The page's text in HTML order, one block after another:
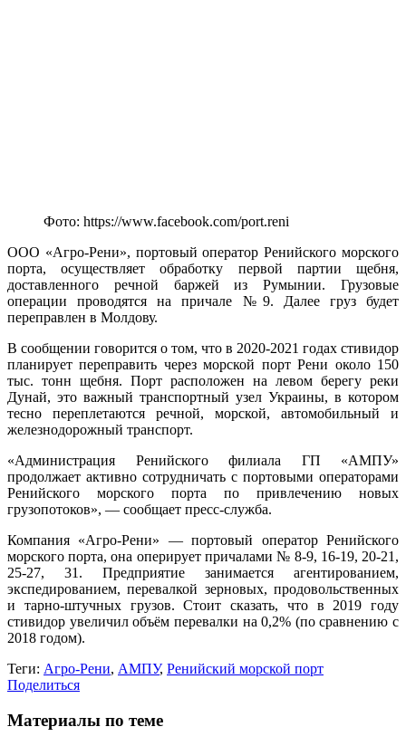
Фото: https://www.facebook.com/port.reni
ООО «Агро-Рени», портовый оператор Ренийского морского
порта, осуществляет обработку первой партии щебня,
доставленного речной баржей из Румынии. Грузовые
операции проводятся на причале №9. Далее груз будет
переправлен в Молдову.
В сообщении говорится о том, что в 2020-2021 годах стивидор
планирует переправить через морской порт Рени около 150
тыс. тонн щебня. Порт расположен на левом берегу реки
Дунай, это важный транспортный узел Украины, в котором
тесно переплетаются речной, морской, автомобильный и
железнодорожный транспорт.
«Администрация Ренийского филиала ГП «АМПУ»
продолжает активно сотрудничать с портовыми операторами
Ренийского морского порта по привлечению новых
грузопотоков», — сообщает пресс-служба.
Компания «Агро-Рени» — портовый оператор Ренийского
морского порта, она оперирует причалами № 8-9, 16-19, 20-21,
25-27, 31. Предприятие занимается агентированием,
экспедированием, перевалкой зерновых, продовольственных
и тарно-штучных грузов. Стоит сказать, что в 2019 году
стивидор увеличил объём перевалки на 0,2% (по сравнению с
2018 годом).
Теги: Агро-Рени, АМПУ, Ренийский морской порт
Поделиться
Материалы по теме